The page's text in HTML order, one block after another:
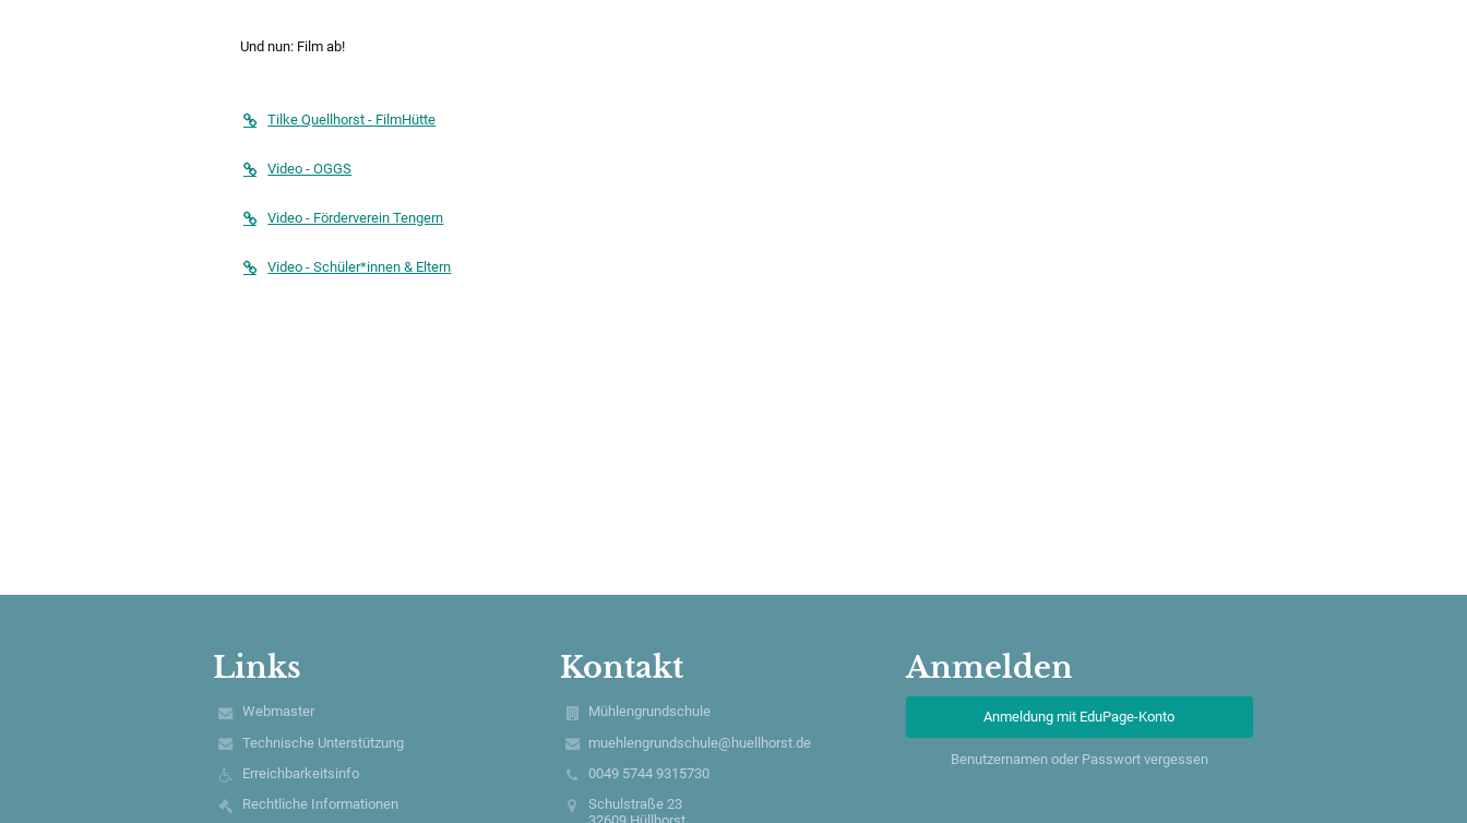
Und nun: Film ab!
Tilke Quellhorst - FilmHütte
Video - OGGS
Video - Förderverein Tengern
Video - Schüler*innen & Eltern
Links
Webmaster
Technische Unterstützung
Erreichbarkeitsinfo
Rechtliche Informationen
Kontakt
Mühlengrundschule
muehlengrundschule@huellhorst.de
0049 5744 9315730
Schulstraße 23
Anmelden
Anmeldung mit EduPage-Konto
Benutzernamen oder Passwort vergessen